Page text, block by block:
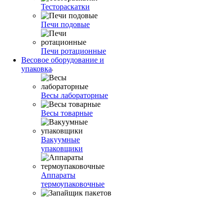
Тестораскатки
Печи подовые
Печи ротационные
Весовое оборудование и
упаковка
Весы лабораторные
Весы товарные
Вакуумные
упаковщики
Аппараты
термоупаковочные